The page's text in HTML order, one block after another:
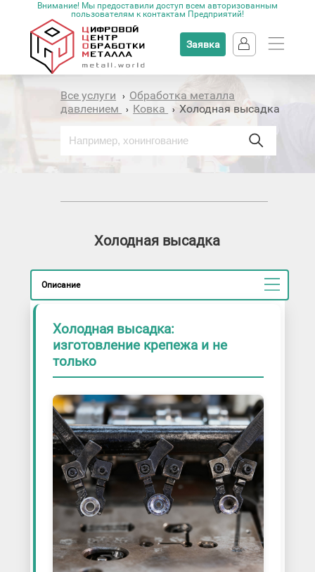
Внимание! Мы предоставили доступ всем авторизованным
пользователям к контактам Предприятий!
Заявка
Все услуги › Обработка металла
давлением
› Ковка ›Холодная высадка
Холодная высадка
Описание
Холодная высадка:
изготовление крепежа и не
только